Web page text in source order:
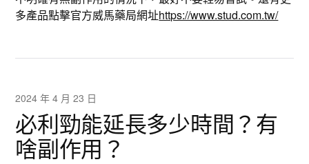
多產品點擊官方威馬藥局網址https://www.stud.com.tw/
2024 年 4 月 23 日
必利勁能延長多少時間？有
啥副作用？